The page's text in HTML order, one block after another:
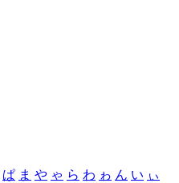
ぱ ま や ゃ ら わ ゎ ん い ぃ